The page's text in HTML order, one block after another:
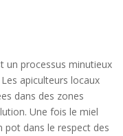
un processus minutieux
apiculteurs locaux
dans des zones
Une fois le miel
pot dans le respect des